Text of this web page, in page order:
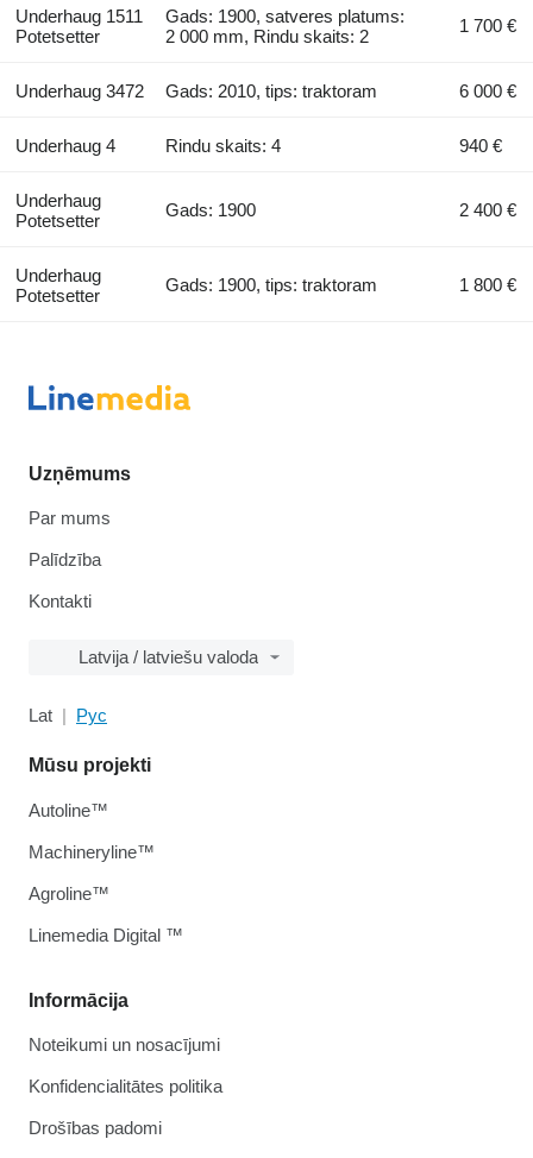
Underhaug 1511
Potetsetter
Gads: 1900, satveres platums:
2 000 mm, Rindu skaits: 2
1 700 €
Underhaug 3472 Gads: 2010, tips: traktoram 6 000 €
Underhaug 4 Rindu skaits: 4 940 €
Underhaug
Potetsetter
Gads: 1900 2 400 €
Underhaug
Potetsetter
Gads: 1900, tips: traktoram 1 800 €
Uzņēmums
Par mums
Palīdzība
Kontakti
Latvija / latviešu valoda
Lat Рус
Informācija
Noteikumi un nosacījumi
Konfidencialitātes politika
Drošības padomi
Mūsu projekti
Autoline™
Machineryline™
Agroline™
Linemedia Digital ™